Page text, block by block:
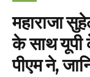
महाराजा
के साथ यूपी
पीएम ने,